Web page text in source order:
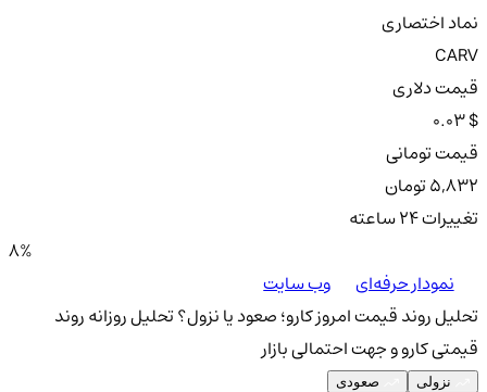
نماد اختصاری
CARV
قیمت دلاری
0.03 $
قیمت تومانی
5,832 تومان
تغییرات ۲۴ ساعته
8%
نمودار حرفه‌ای
وب سایت
تحلیل روند قیمت امروز کارو؛ صعود یا نزول؟تحلیل روزانه روند
قیمتی کارو و جهت احتمالی بازار
نزولی صعودی